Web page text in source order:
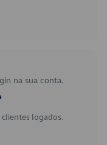
na sua conta.
logados.